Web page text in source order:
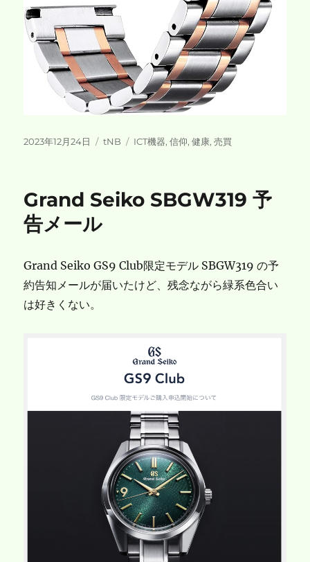
投
2023年12月24日
カ
ー
tNB
タ
ICT機器,信仰,健康,売買
Grand Seiko SBGW319 予
告メール
Grand Seiko GS9 Club限定モデル SBGW319 の予
約告知メールが届いたけど、残念ながら緑系色合い
は好きくない。